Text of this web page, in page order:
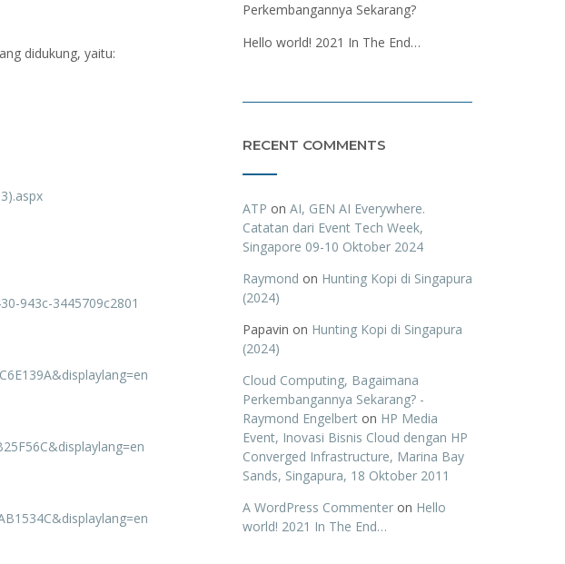
didukung, yaitu:
943c-3445709c2801
Perkembangannya Sekarang?
Hello world! 2021 In The End…
RECENT COMMENTS
ATP on AI, GEN AI Everywhere.
Catatan dari Event Tech Week,
Singapore 09-10 Oktober 2024
Raymond on Hunting Kopi di Singapura
(2024)
Papavin on Hunting Kopi di Singapura
(2024)
Cloud Computing, Bagaimana
Perkembangannya Sekarang? -
Raymond Engelberton HP Media
Event, Inovasi Bisnis Cloud dengan HP
Converged Infrastructure, Marina Bay
Sands, Singapura, 18 Oktober 2011
A WordPress Commenteron Hello
world! 2021 In The End…